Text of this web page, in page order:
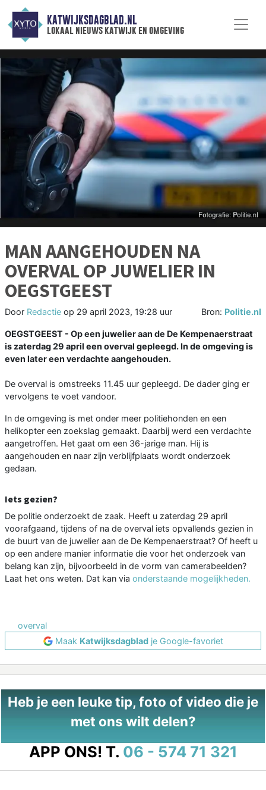
KATWIJKSDAGBLAD.NL
lokaal nieuws katwijk en omgeving
MAN AANGEHOUDEN NA
OVERVAL OP JUWELIER IN
OEGSTGEEST
Door Redactie op 29 april 2023, 19:28 uur Bron: Politie.nl
OEGSTGEEST - Op een juwelier aan de De Kempenaerstraat
is zaterdag 29 april een overval gepleegd. In de omgeving is
even later een verdachte aangehouden.
De overval is omstreeks 11.45 uur gepleegd. De dader ging er
vervolgens te voet vandoor.
In de omgeving is met onder meer politiehonden en een
helikopter een zoekslag gemaakt. Daarbij werd een verdachte
aangetroffen. Het gaat om een 36-jarige man. Hij is
aangehouden en naar zijn verblijfplaats wordt onderzoek
gedaan.
Iets gezien?
De politie onderzoekt de zaak. Heeft u zaterdag 29 april
voorafgaand, tijdens of na de overval iets opvallends gezien in
de buurt van de juwelier aan de De Kempenaerstraat? Of heeft u
op een andere manier informatie die voor het onderzoek van
belang kan zijn, bijvoorbeeld in de vorm van camerabeelden?
Laat het ons weten. Dat kan via onderstaande mogelijkheden.
overval
Maak Katwijksdagbladje Google-favoriet
Heb je een leuke tip, foto of video die je
met ons wilt delen?
APP ONS! T. 06 - 574 71 321